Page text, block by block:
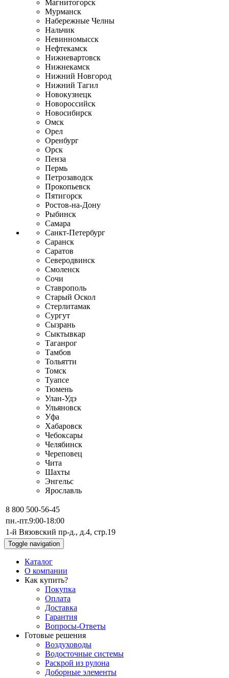
Магнитогорск
Мурманск
Набережные Челны
Нальчик
Невинномысск
Нефтекамск
Нижневартовск
Нижнекамск
Нижний Новгород
Нижний Тагил
Новокузнецк
Новороссийск
Новосибирск
Омск
Орел
Оренбург
Орск
Пенза
Пермь
Петрозаводск
Прокопьевск
Пятигорск
Ростов-на-Дону
Рыбинск
Самара
Санкт-Петербург
Саранск
Саратов
Северодвинск
Смоленск
Сочи
Ставрополь
Старый Оскол
Стерлитамак
Сургут
Сызрань
Сыктывкар
Таганрог
Тамбов
Тольятти
Томск
Туапсе
Тюмень
Улан-Удэ
Ульяновск
Уфа
Хабаровск
Чебоксары
Челябинск
Череповец
Чита
Шахты
Энгельс
Ярославль
8 800 500-56-45
пн.-пт.9:00-18:00
1-й Вязовский пр-д., д.4, стр.19
Toggle navigation
Каталог
О компании
Как купить?
Покупка
Оплата
Доставка
Гарантия
Вопросы-Ответы
Готовые решения
Воздуховоды
Водосточные системы
Раскрой из рулона
Доборные элементы